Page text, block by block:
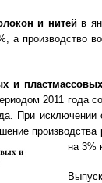
и нитейв
а производство
и
2011 года
При исключении
на 3%